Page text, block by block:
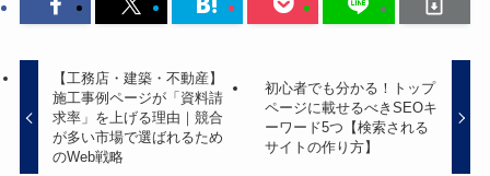
【工務店・建築・不動産】
施工事例ページが「資料請
求率」を上げる理由｜競合
が多い市場で選ばれるため
のWeb戦略
初心者でも分かる！トップ
ページに載せるべきSEOキ
ーワード5つ【検索される
サイトの作り方】